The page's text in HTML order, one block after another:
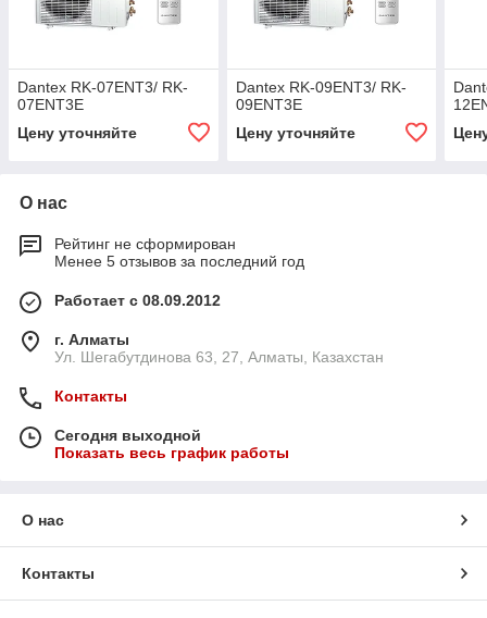
Dantex RK-07ENT3/ RK-
07ENT3E
Цену уточняйте
Dantex RK-09ENT3/ RK-
09ENT3E
Цену уточняйте
О нас
Рейтинг не сформирован
Менее 5 отзывов за последний год
Работает с 08.09.2012
г. Алматы
Ул. Шегабутдинова 63, 27, Алматы, Казахстан
Контакты
Сегодня выходной
Показать весь график работы
О нас
Контакты